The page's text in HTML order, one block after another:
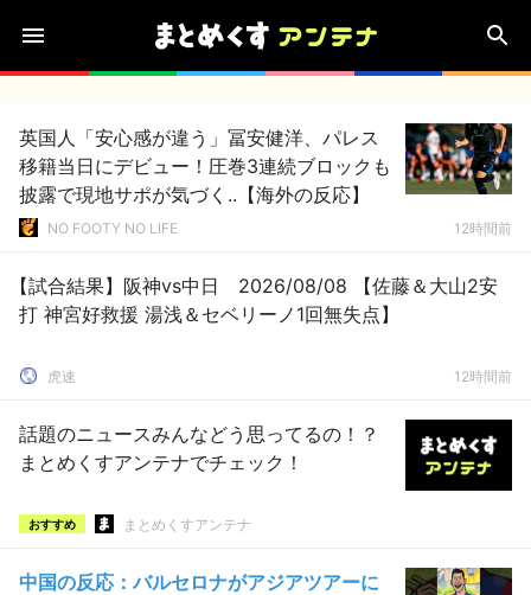
英国人「安心感が違う」冨安健洋、パレス
移籍当日にデビュー！圧巻3連続ブロックも
披露で現地サポが気づく..【海外の反応】
NO FOOTY NO LIFE 12時間前
【試合結果】阪神vs中日 2026/08/08 【佐藤＆大山2安
打 神宮好救援 湯浅＆セベリーノ1回無失点】
虎速 12時間前
話題のニュースみんなどう思ってるの！？
まとめくすアンテナでチェック！
おすすめ まとめくすアンテナ
中国の反応：バルセロナがアジアツアーに